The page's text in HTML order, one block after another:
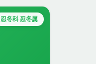
忍冬科 忍冬属